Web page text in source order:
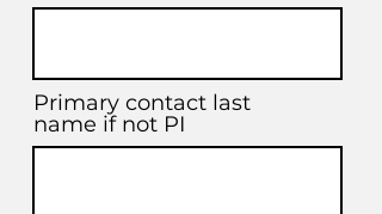
Primary contact last
name if not PI